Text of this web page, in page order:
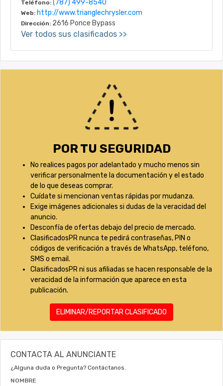
Teléfono: (787) 499-8540
Web: http://www.trianglechrysler.com
Dirección: 2616 Ponce Bypass
Ver todos sus clasificados >>
POR TU SEGURIDAD
No realices pagos por adelantado y mucho menos sin
verificar personalmente la documentación y el estado
de lo que deseas comprar.
Cuídate si mencionan ventas rápidas por mudanza.
Exige imágenes adicionales si dudas de la veracidad del
anuncio.
Desconfía de ofertas debajo del precio de mercado.
ClasificadosPR nunca te pedirá contraseñas, PIN o
códigos de verificación a través de WhatsApp, teléfono,
SMS o email.
ClasificadosPR ni sus afiliadas se hacen responsable de la
veracidad de la información que aparece en esta
publicación.
ELIMINAR/REPORTAR CLASIFICADO
CONTACTA AL ANUNCIANTE
¿Alguna duda o Pregunta? Contáctanos.
NOMBRE